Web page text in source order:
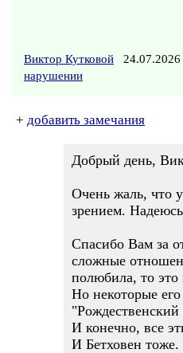
Виктор Кутковой
нарушении
+ добавить замечания
Добрый день,
Очень жаль, что
зрением.
Спасибо Вам за
сложные
полюбила, то
Но некоторые
И конечно, все
И Бетховен тоже.